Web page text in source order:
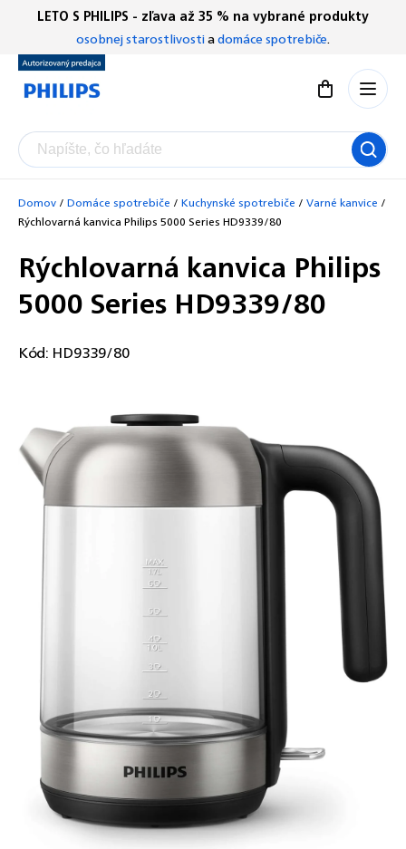
Prejsť
obsah
LETO S PHILIPS - zľava až 35 % na vybrané produkty
osobnej starostlivostiadomáce spotrebiče.
Nákupný
Domov/Domáce spotrebiče /Kuchynské spotrebiče /Varné kanvice /
Rýchlovarná kanvica Philips 5000 Series HD9339/80
Rýchlovarná kanvica Philips
5000 Series HD9339/80
Kód: HD9339/80
Chatbot Filip
Autorizovaný predajce